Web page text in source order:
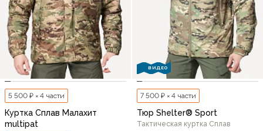
5 500 ₽ × 4 части
Куртка Сплав Малахит
multipat
ВИДЕО
7 500 ₽ × 4 части
Тюр Shelter® Sport
Тактическая куртка Сплав